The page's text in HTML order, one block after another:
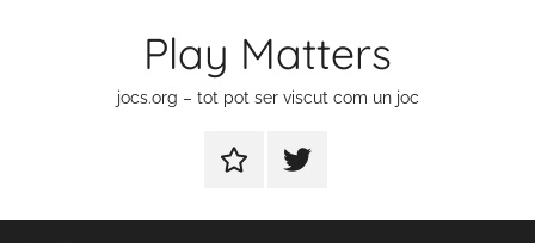
Play Matters
jocs.org – tot pot ser viscut com un joc
ContactarElement
menú